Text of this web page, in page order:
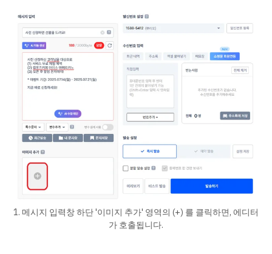
1. 메시지 입력창 하단 '이미지 추가' 영역의 (+) 를 클릭하면, 에디터
가 호출됩니다.